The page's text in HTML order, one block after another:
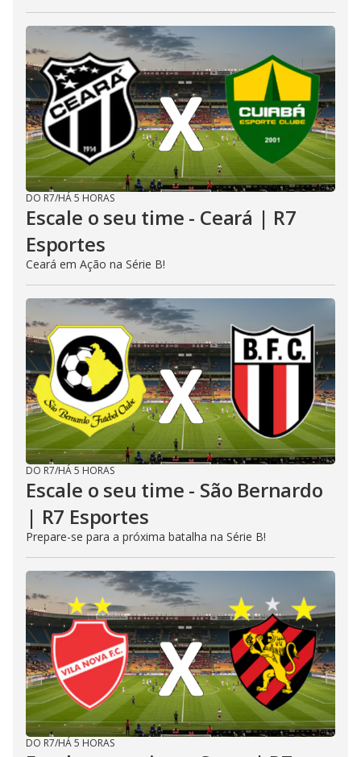
DO R7/HÁ 5 HORAS
Escale o seu time - Ceará | R7
Esportes
Ceará em Ação na Série B!
DO R7/HÁ 5 HORAS
Escale o seu time - São Bernardo
| R7 Esportes
Prepare-se para a próxima batalha na Série B!
DO R7/HÁ 5 HORAS